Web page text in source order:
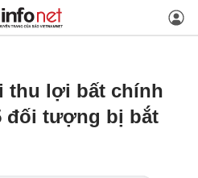
thu lợi bất chính
đối tượng bị bắt